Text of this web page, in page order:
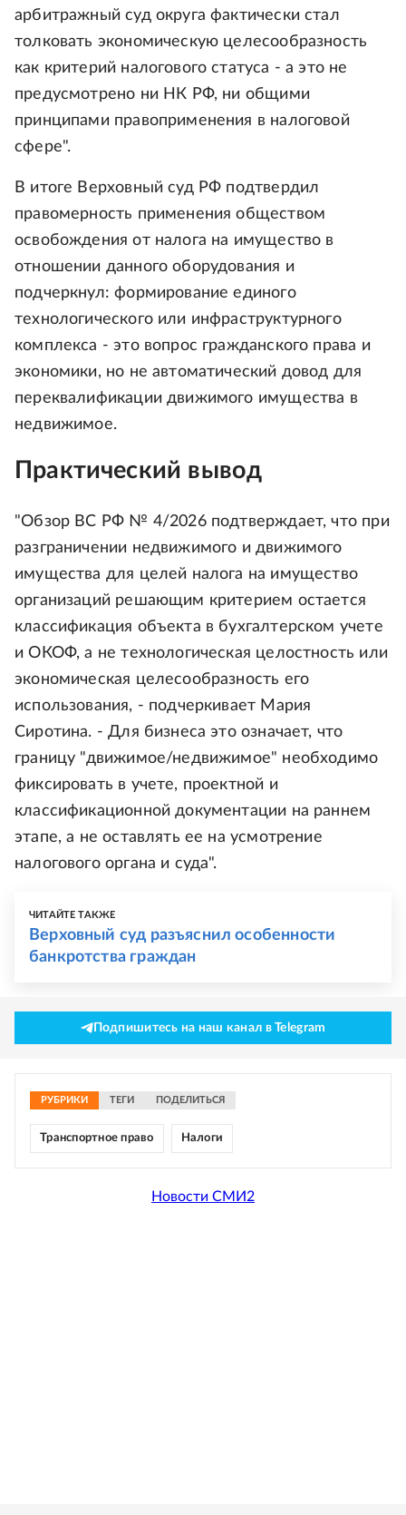
арбитражный суд округа фактически стал
толковать экономическую целесообразность
как критерий налогового статуса - а это не
предусмотрено ни НК РФ, ни общими
принципами правоприменения в налоговой
сфере".
В итоге Верховный суд РФ подтвердил
правомерность применения обществом
освобождения от налога на имущество в
отношении данного оборудования и
подчеркнул: формирование единого
технологического или инфраструктурного
комплекса - это вопрос гражданского права и
экономики, но не автоматический довод для
переквалификации движимого имущества в
недвижимое.
Практический вывод
"Обзор ВС РФ № 4/2026 подтверждает, что при
разграничении недвижимого и движимого
имущества для целей налога на имущество
организаций решающим критерием остается
классификация объекта в бухгалтерском учете
и ОКОФ, а не технологическая целостность или
экономическая целесообразность его
использования, - подчеркивает Мария
Сиротина. - Для бизнеса это означает, что
границу "движимое/недвижимое" необходимо
фиксировать в учете, проектной и
классификационной документации на раннем
этапе, а не оставлять ее на усмотрение
налогового органа и суда".
ЧИТАЙТЕ ТАКЖЕ
Верховный суд разъяснил особенности
банкротства граждан
Подпишитесь на наш канал в Telegram
РУБРИКИ ТЕГИ ПОДЕЛИТЬСЯ
Транспортное право Налоги
Новости СМИ2